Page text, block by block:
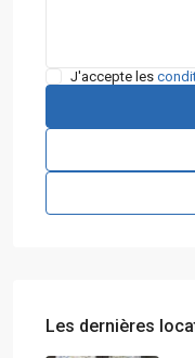
J'accepte les
Les dernières